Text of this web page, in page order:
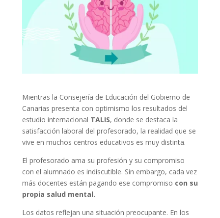
Mientras la Consejería de Educación del Gobierno de
Canarias presenta con optimismo los resultados del
estudio internacional TALIS, donde se destaca la
satisfacción laboral del profesorado, la realidad que se
vive en muchos centros educativos es muy distinta.
El profesorado ama su profesión y su compromiso
con el alumnado es indiscutible. Sin embargo, cada vez
más docentes están pagando ese compromiso con su
propia salud mental.
Los datos reflejan una situación preocupante. En los